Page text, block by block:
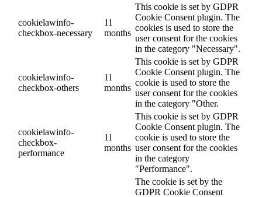
cookielawinfo-
checkbox-necessary
11
months
This cookie is set by GDPR
Cookie Consent plugin. The
cookies is used to store the
user consent for the cookies
in the category "Necessary".
cookielawinfo-
checkbox-others
11
months
This cookie is set by GDPR
Cookie Consent plugin. The
cookie is used to store the
user consent for the cookies
in the category "Other.
cookielawinfo-
checkbox-
performance
11
months
This cookie is set by GDPR
Cookie Consent plugin. The
cookie is used to store the
user consent for the cookies
in the category
"Performance".
The cookie is set by the
GDPR Cookie Consent